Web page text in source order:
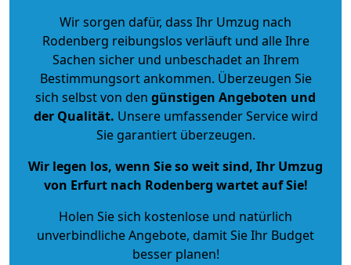
Wir sorgen dafür, dass Ihr Umzug nach
Rodenberg reibungslos verläuft und alle Ihre
Sachen sicher und unbeschadet an Ihrem
Bestimmungsort ankommen. Überzeugen Sie
sich selbst von den günstigen Angeboten und
der Qualität. Unsere umfassender Service wird
Sie garantiert überzeugen.
Wir legen los, wenn Sie so weit sind, Ihr Umzug
von Erfurt nach Rodenberg wartet auf Sie!
Holen Sie sich kostenlose und natürlich
unverbindliche Angebote, damit Sie Ihr Budget
besser planen!